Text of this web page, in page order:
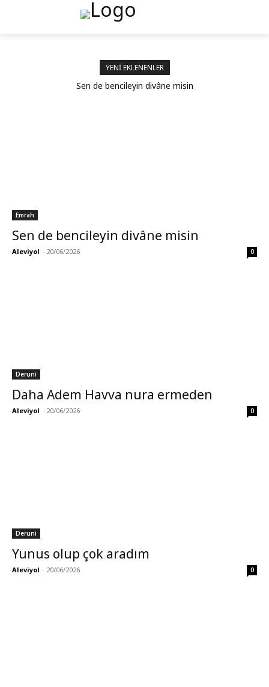
YENI EKLENENLER
Sen de bencileyin divâne misin
Emrah
Sen de bencileyin divâne misin
Aleviyol - 20/06/2026 0
Deruni
Daha Adem Havva nura ermeden
Aleviyol - 20/06/2026 0
Deruni
Yunus olup çok aradım
Aleviyol - 20/06/2026 0